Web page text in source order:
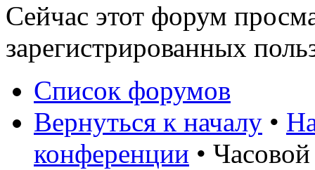
Сейчас этот форум
зарегистрированных
Список форумов
Вернуться к началу •
конференции •